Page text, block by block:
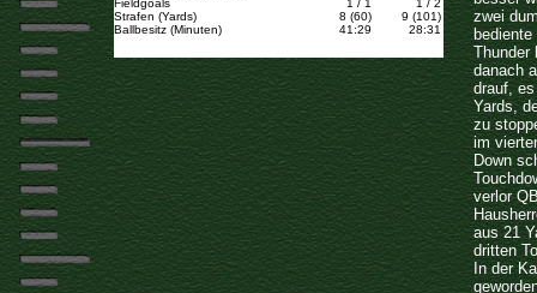
Fieldgoals
1 / 1
1 / 2
Strafen (Yards)
8 (60)
9 (101)
Ballbesitz (Minuten)
41:29 28:31
zwei
Thunder
danach
drauf,
Yards,
zu
im
Down
verlor
aus 21
dritten
In der